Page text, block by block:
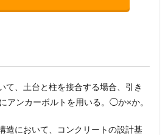
て、土台と柱を接合する場合、引き
アンカーボルトを用いる。◯か×か。
造において、コンクリートの設計基